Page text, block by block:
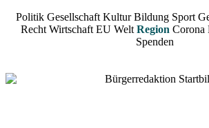
Politik Gesellschaft Kultur Bildung Sport
Recht Wirtschaft EU Welt Region Corona
Spenden